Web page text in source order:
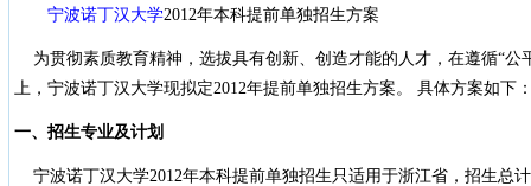
宁波诺丁汉大学2012年本科提前单独招生方案
为贯彻素质教育精神，选拔具有创新、创造才能的人才，在遵循“公
上，宁波诺丁汉大学现拟定2012年提前单独招生方案。 具体方案如下
一、招生专业及计划
宁波诺丁汉大学2012年本科提前单独招生只适用于浙江省，招生总